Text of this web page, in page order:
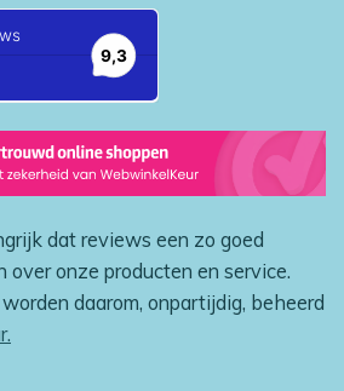
dat reviews een zo goed
over onze producten en service.
daarom, onpartijdig, beheerd